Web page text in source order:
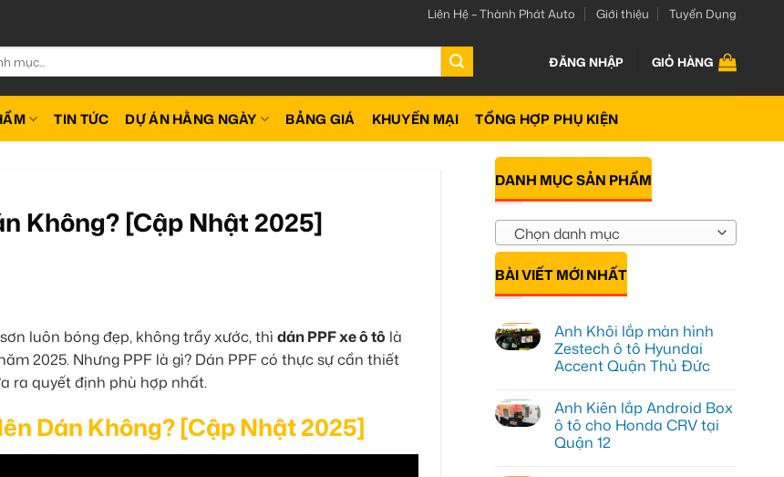
Liên Hệ – Thành Phát Auto Giới thiệu Tuyển Dụng
ĐĂNG NHẬP GIỎ HÀNG
TIN TỨC DỰ ÁN HẰNG NGÀY BẢNG GIÁ KHUYẾN MẠI TỔNG HỢP PHỤ KIỆN
Không? [Cập Nhật 2025]
luôn bóng đẹp, không trầy xước, thì dán PPF xe ô tô là
2025. Nhưng PPF là gì? Dán PPF có thực sự cần thiết
ra quyết định phù hợp nhất.
Dán Không? [Cập Nhật 2025]
DANH MỤC SẢN PHẨM
Chọn danh mục
BÀI VIẾT MỚI NHẤT
Anh Khôi lắp màn hình
Zestech ô tô Hyundai
Accent Quận Thủ Đức
bình
luận
ở
Anh
Anh Kiên lắp Android Box
ô tô cho Honda CRV tại
Quận 12